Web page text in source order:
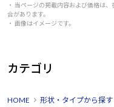
・ 当ページの掲載内容および価格は
合があります。
・ 画像はイメージです。
カテゴリ
HOME 形状・タイプから探す